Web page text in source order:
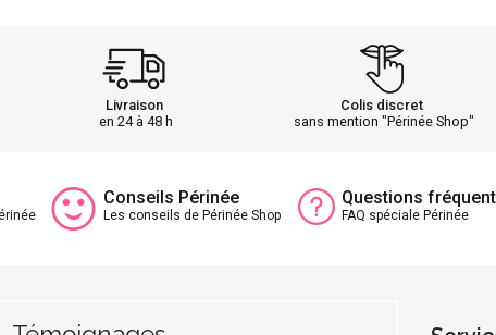
Livraison
en 24 à 48 h
Colis discret
sans mention "Périnée Shop"
Conseils Périnée
Les conseils de Périnée Shop
Questions
FAQ spéciale Périnée